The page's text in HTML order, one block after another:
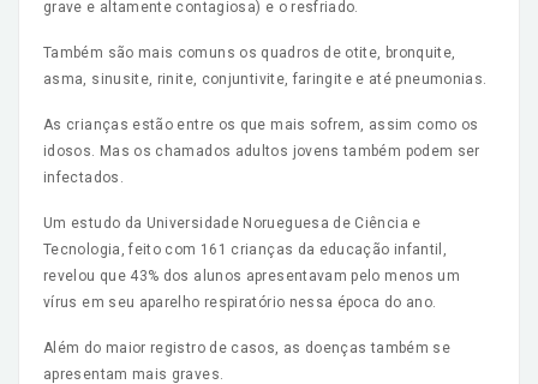
grave e altamente contagiosa) e o resfriado.
Também são mais comuns os quadros de otite, bronquite,
asma, sinusite, rinite, conjuntivite, faringite e até pneumonias.
As crianças estão entre os que mais sofrem, assim como os
idosos. Mas os chamados adultos jovens também podem ser
infectados.
Um estudo da Universidade Norueguesa de Ciência e
Tecnologia, feito com 161 crianças da educação infantil,
revelou que 43% dos alunos apresentavam pelo menos um
vírus em seu aparelho respiratório nessa época do ano.
Além do maior registro de casos, as doenças também se
apresentam mais graves.